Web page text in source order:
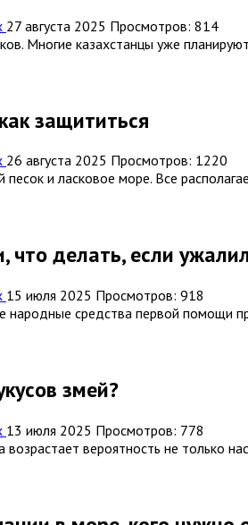
27 августа 2025 Просмотров: 814
Многие казахстанцы уже
защититься
26 августа 2025 Просмотров: 1220
и ласковое море. Все
что делать, если
15 июля 2025 Просмотров: 918
народные средства первой помощи
змей?
13 июля 2025 Просмотров: 778
вероятность не только